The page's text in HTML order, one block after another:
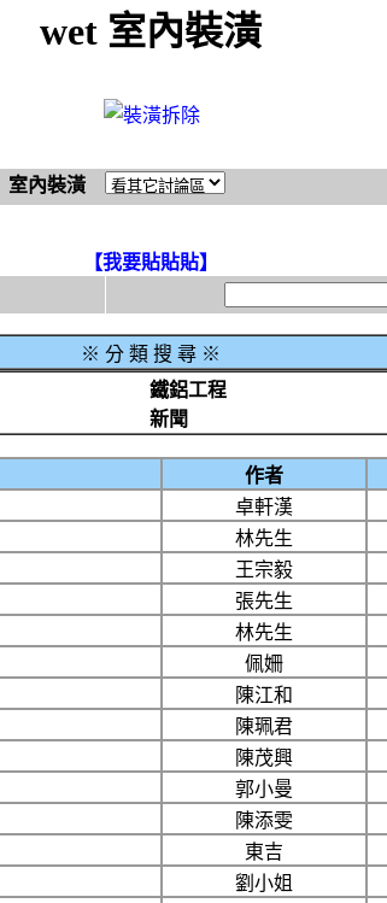
wet 室內裝潢
室內裝潢
【我要貼貼貼】
※ 分 類 搜 尋 ※
鐵鋁工程
新聞
作者
卓軒漢
林先生
王宗毅
張先生
林先生
佩姍
陳江和
陳珮君
陳茂興
郭小曼
陳添雯
東吉
劉小姐